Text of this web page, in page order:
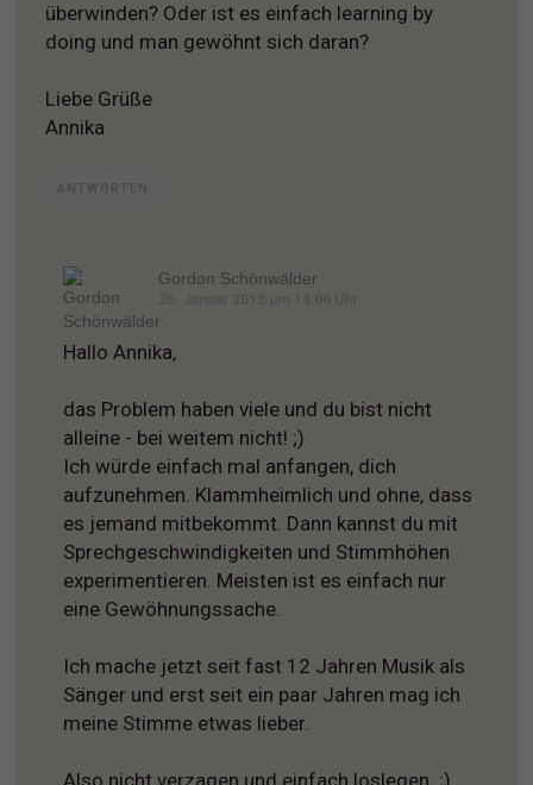
überwinden? Oder ist es einfach learning by
doing und man gewöhnt sich daran?
Liebe Grüße
Annika
ANTWORTEN
Gordon Schönwälder
Hallo Annika,
das Problem haben viele und du bist nicht
alleine - bei weitem nicht! ;)
Ich würde einfach mal anfangen, dich
aufzunehmen. Klammheimlich und ohne, dass
es jemand mitbekommt. Dann kannst du mit
Sprechgeschwindigkeiten und Stimmhöhen
experimentieren. Meisten ist es einfach nur
eine Gewöhnungssache.
Ich mache jetzt seit fast 12 Jahren Musik als
Sänger und erst seit ein paar Jahren mag ich
meine Stimme etwas lieber.